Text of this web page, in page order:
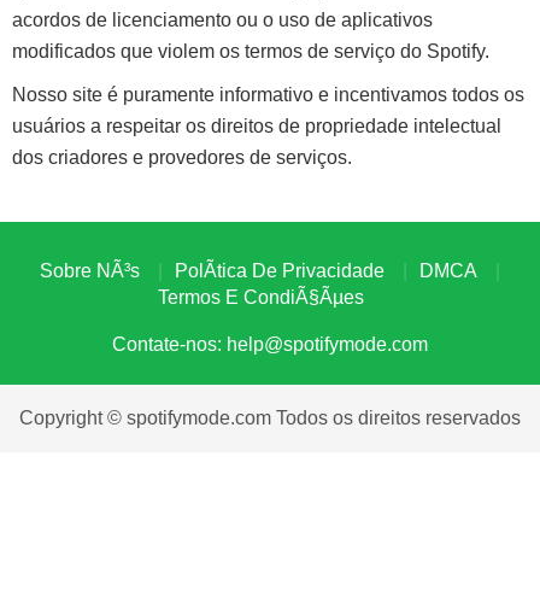
acordos de licenciamento ou o uso de aplicativos
modificados que violem os termos de serviço do Spotify.
Nosso site é puramente informativo e incentivamos todos os
usuários a respeitar os direitos de propriedade intelectual
dos criadores e provedores de serviços.
Sobre NÃ³s PolÃ­tica De Privacidade
DMCA
Termos E CondiÃ§Ãµes
Contate-nos: help@spotifymode.com
Copyright © spotifymode.com Todos os direitos reservados